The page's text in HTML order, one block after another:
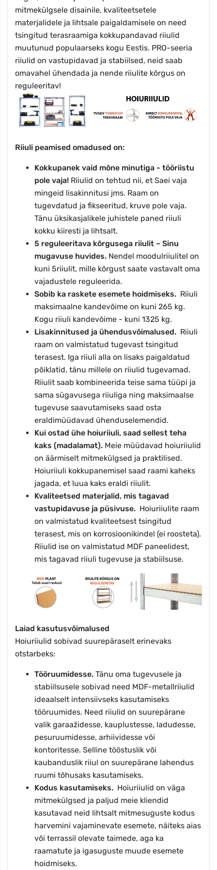
mitmekülgsele disainile, kvaliteetsetele
materjalidele ja lihtsale paigaldamisele on need
tsingitud terasraamiga kokkupandavad riiulid
muutunud populaarseks kogu Eestis. PRO-seeria
riiulid on vastupidavad ja stabiilsed, neid saab
omavahel ühendada ja nende riiulite kõrgus on
reguleeritav!
Riiuli peamised omadused on:
Kokkupanek vaid mõne minutiga - tööriistu
pole vaja! Riiulid on tehtud nii, et Saei vaja
mingeid lisakinnitusi jms. Raam on
tugevdatud ja fikseeritud, kruve pole vaja.
Tänu üksikasjalikele juhistele paned riiuli
kokku kiiresti ja lihtsalt.
5 reguleeritava kõrgusega riiulit – Sinu
mugavuse huvides. Nendel moodulriiulitel on
kuni 5riiulit, mille kõrgust saate vastavalt oma
vajadustele reguleerida.
Sobib ka raskete esemete hoidmiseks. Riiuli
maksimaalne kandevõime on kuni 265 kg.
Kogu riiuli kandevõime - kuni 1325 kg.
Lisakinnitused ja ühendusvõimalused. Riiuli
raam on valmistatud tugevast tsingitud
terasest. Iga riiuli alla on lisaks paigaldatud
põiklatid, tänu millele on riiulid tugevamad.
Riiulit saab kombineerida teise sama tüüpi ja
sama sügavusega riiuliga ning maksimaalse
tugevuse saavutamiseks saad osta
eraldimüüdavad ühenduselemendid.
Kui ostad ühe hoiuriiuli, saad sellest teha
kaks (madalamat). Meie müüdavad hoiuriiulid
on äärmiselt mitmekülgsed ja praktilised.
Hoiuriiuli kokkupanemisel saad raami kaheks
jagada, et luua kaks eraldi riiulit.
Kvaliteetsed materjalid, mis tagavad
vastupidavuse ja püsivuse. Hoiuriiulite raam
on valmistatud kvaliteetsest tsingitud
terasest, mis on korrosioonikindel (ei roosteta).
Riiulid ise on valmistatud MDF paneelidest,
mis tagavad riiuli tugevuse ja stabiilsuse.
Laiad kasutusvõimalused
Hoiuriiulid sobivad suurepäraselt erinevaks
otstarbeks:
Tööruumidesse. Tänu oma tugevusele ja
stabiilsusele sobivad need MDF-metallriiulid
ideaalselt intensiivseks kasutamiseks
tööruumides. Need riiulid on suurepärane
valik garaažidesse, kauplustesse, ladudesse,
pesuruumidesse, arhiividesse või
kontoritesse. Selline tööstuslik või
kaubanduslik riiul on suurepärane lahendus
ruumi tõhusaks kasutamiseks.
Kodus kasutamiseks. Hoiuriiulid on väga
mitmekülgsed ja paljud meie kliendid
kasutavad neid lihtsalt mitmesuguste kodus
harvemini vajaminevate esemete, näiteks aias
või terrassil olevate taimede, aga ka
raamatute ja igasuguste muude esemete
hoidmiseks.